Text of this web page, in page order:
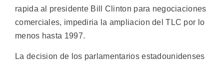
rapida al presidente Bill Clinton para negociaciones
comerciales, impediria la ampliacion del TLC por lo
menos hasta 1997.
La decision de los parlamentarios estadounidenses